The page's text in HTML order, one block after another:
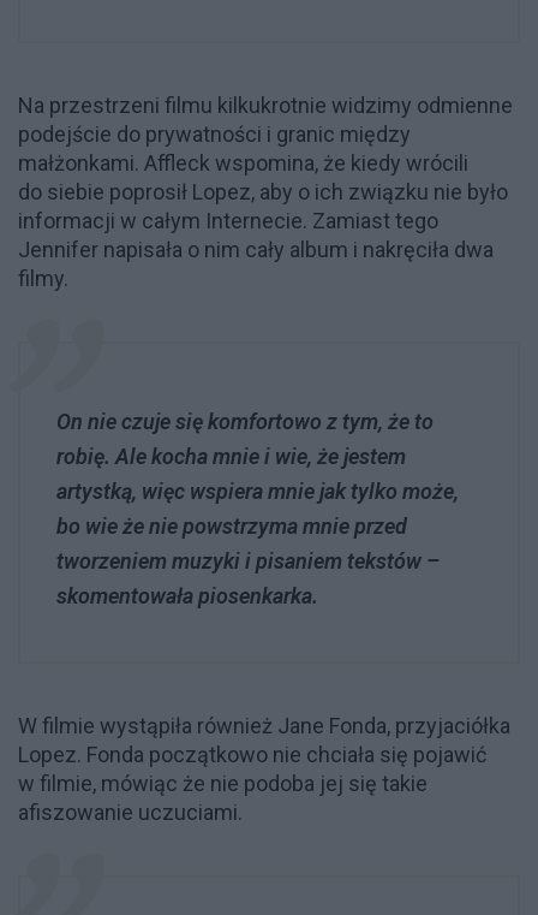
Na przestrzeni filmu kilkukrotnie widzimy odmienne
podejście do prywatności i granic między
małżonkami. Affleck wspomina, że kiedy wrócili
do siebie poprosił Lopez, aby o ich związku nie było
informacji w całym Internecie. Zamiast tego
Jennifer napisała o nim cały album i nakręciła dwa
filmy.
On nie czuje się komfortowo z tym, że to
robię. Ale kocha mnie i wie, że jestem
artystką, więc wspiera mnie jak tylko może,
bo wie że nie powstrzyma mnie przed
tworzeniem muzyki i pisaniem tekstów –
skomentowała piosenkarka.
W filmie wystąpiła również Jane Fonda, przyjaciółka
Lopez. Fonda początkowo nie chciała się pojawić
w filmie, mówiąc że nie podoba jej się takie
afiszowanie uczuciami.